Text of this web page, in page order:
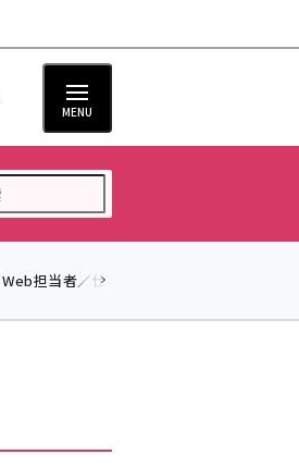
MENU
Web担当者／仕事